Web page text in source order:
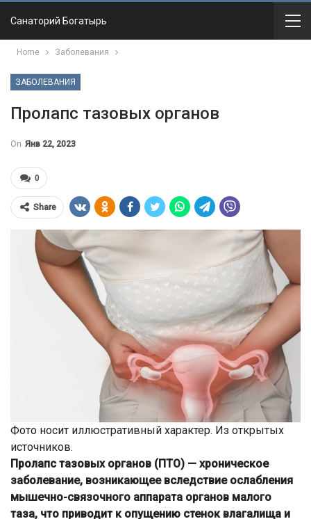
Санаторий Богатырь
Home Заболевания
ЗАБОЛЕВАНИЯ
Пролапс тазовых органов
On Янв 22, 2023
0
Share
Фото носит иллюстративный характер. Из открытых
источников.
Пролапс тазовых органов (ПТО) — хроническое
заболевание, возникающее вследствие ослабления
мышечно-связочного аппарата органов малого
таза, что приводит к опущению стенок влагалища и